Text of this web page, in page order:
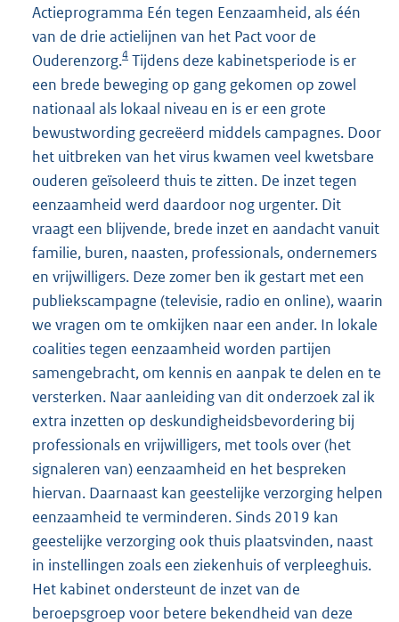
Actieprogramma Eén tegen Eenzaamheid, als één
van de drie actielijnen van het Pact voor de
Ouderenzorg.4 Tijdens deze kabinetsperiode is er
een brede beweging op gang gekomen op zowel
nationaal als lokaal niveau en is er een grote
bewustwording gecreëerd middels campagnes. Door
het uitbreken van het virus kwamen veel kwetsbare
ouderen geïsoleerd thuis te zitten. De inzet tegen
eenzaamheid werd daardoor nog urgenter. Dit
vraagt een blijvende, brede inzet en aandacht vanuit
familie, buren, naasten, professionals, ondernemers
en vrijwilligers. Deze zomer ben ik gestart met een
publiekscampagne (televisie, radio en online), waarin
we vragen om te omkijken naar een ander. In lokale
coalities tegen eenzaamheid worden partijen
samengebracht, om kennis en aanpak te delen en te
versterken. Naar aanleiding van dit onderzoek zal ik
extra inzetten op deskundigheidsbevordering bij
professionals en vrijwilligers, met tools over (het
signaleren van) eenzaamheid en het bespreken
hiervan. Daarnaast kan geestelijke verzorging helpen
eenzaamheid te verminderen. Sinds 2019 kan
geestelijke verzorging ook thuis plaatsvinden, naast
in instellingen zoals een ziekenhuis of verpleeghuis.
Het kabinet ondersteunt de inzet van de
beroepsgroep voor betere bekendheid van deze